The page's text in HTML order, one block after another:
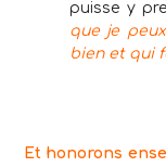
puisse y
que je
bien et qui
Et honorons